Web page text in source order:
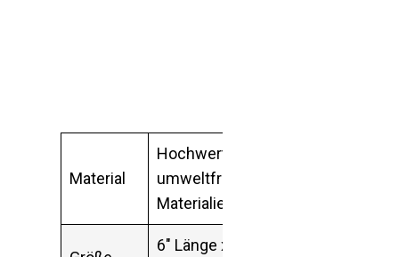
Material
Hochwertige,
umweltfreundliche
Materialien
6″ Länge x 2″